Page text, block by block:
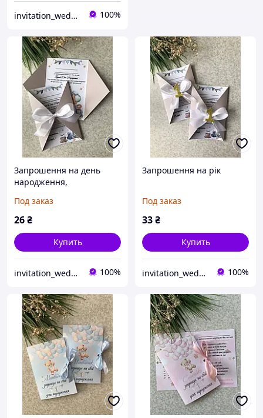
invitation_wedding 100%
Запрошення на день
народження,
Под заказ
26₴
Купить
invitation_wedding 100%
Запрошення на рік
Под заказ
33₴
Купить
invitation_wedding 100%